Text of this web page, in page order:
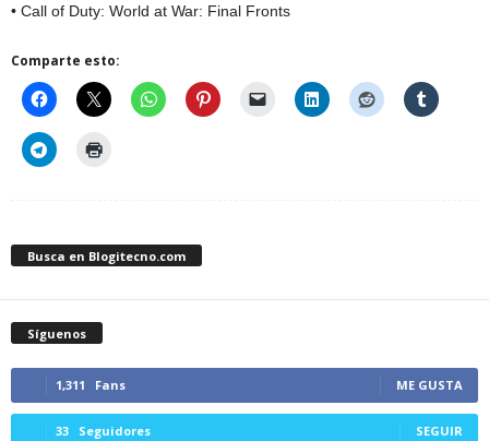
• Call of Duty: World at War: Final Fronts
Comparte esto:
Busca en Blogitecno.com
Síguenos
1,311 Fans ME GUSTA
33 Seguidores SEGUIR